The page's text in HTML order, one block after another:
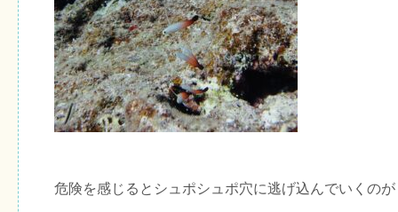
危険を感じるとシュポシュポ穴に逃げ込んでいくのが